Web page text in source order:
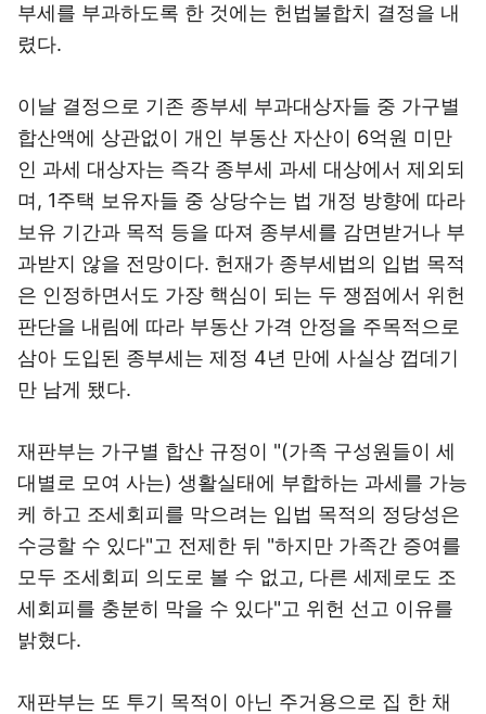
부세를 부과하도록 한 것에는 헌법불합치 결정을 내
렸다.
이날 결정으로 기존 종부세 부과대상자들 중 가구별
합산액에 상관없이 개인 부동산 자산이 6억원 미만
인 과세 대상자는 즉각 종부세 과세 대상에서 제외되
며, 1주택 보유자들 중 상당수는 법 개정 방향에 따라
보유 기간과 목적 등을 따져 종부세를 감면받거나 부
과받지 않을 전망이다. 헌재가 종부세법의 입법 목적
은 인정하면서도 가장 핵심이 되는 두 쟁점에서 위헌
판단을 내림에 따라 부동산 가격 안정을 주목적으로
삼아 도입된 종부세는 제정 4년 만에 사실상 껍데기
만 남게 됐다.
재판부는 가구별 합산 규정이 "(가족 구성원들이 세
대별로 모여 사는) 생활실태에 부합하는 과세를 가능
케 하고 조세회피를 막으려는 입법 목적의 정당성은
수긍할 수 있다"고 전제한 뒤 "하지만 가족간 증여를
모두 조세회피 의도로 볼 수 없고, 다른 세제로도 조
세회피를 충분히 막을 수 있다"고 위헌 선고 이유를
밝혔다.
재판부는 또 투기 목적이 아닌 주거용으로 집 한 채